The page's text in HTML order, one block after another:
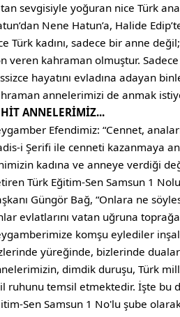
sevgisiyle yoğuran nice Türk
Nene Hatun’a, Halide
Türk kadını, sadece bir anne
veren kahraman olmuştur.
hayatını evladına adayan
annelerimizi de anmak
ANNELERİMİZ...
Efendimiz: “Cennet,
i Şerifi ile cenneti kazanmaya
kadına ve anneye verdiği
Türk Eğitim-Sen Samsun 1
Güngör Bağ, “Onlara ne
evlatlarını vatan uğruna
komşu eylediler
yüreğinde, bizlerinde
dimdik duruşu, Türk
ruhunu temsil etmektedir. İşte bu
Sen Samsun 1 No'lu şube